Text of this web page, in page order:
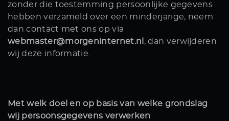
zonder die toestemming persoonlijke gegevens
hebben verzameld over een minderjarige, neem
dan contact met ons op via
webmaster@morgeninternet.nl , dan verwijderen
wij deze informatie.
Met welk doel en op basis van welke grondslag
wij persoonsgegevens verwerken